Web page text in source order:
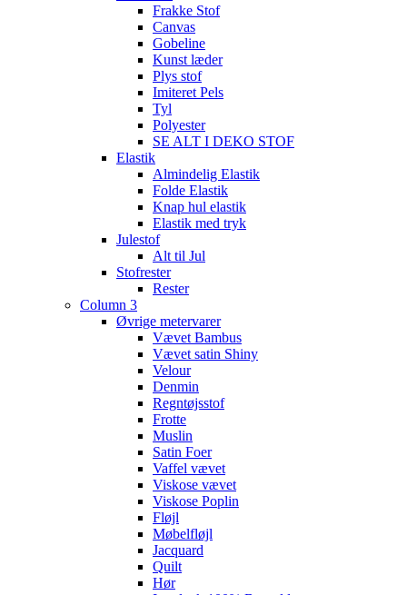
Frakke Stof
Canvas
Gobeline
Kunst læder
Plys stof
Imiteret Pels
Tyl
Polyester
SE ALT I DEKO STOF
Elastik
Almindelig Elastik
Folde Elastik
Knap hul elastik
Elastik med tryk
Julestof
Alt til Jul
Stofrester
Rester
Column 3
Øvrige metervarer
Vævet Bambus
Vævet satin Shiny
Velour
Denmin
Regntøjsstof
Frotte
Muslin
Satin Foer
Vaffel vævet
Viskose vævet
Viskose Poplin
Fløjl
Møbelfløjl
Jacquard
Quilt
Hør